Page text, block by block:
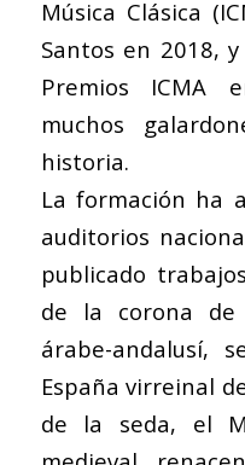
Música Clásica
Santos en 2018,
Premios ICMA
muchos
historia.
La formación ha
auditorios
publicado
de la corona de
árabe-andalusí,
España virreinal
de la seda, el